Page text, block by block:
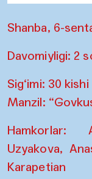
Shanba, 6-
Davomiyligi: 2
Sig‘imi: 30 kishi
Manzil:
Hamkorlar:
Uzyakova,
Karapetian